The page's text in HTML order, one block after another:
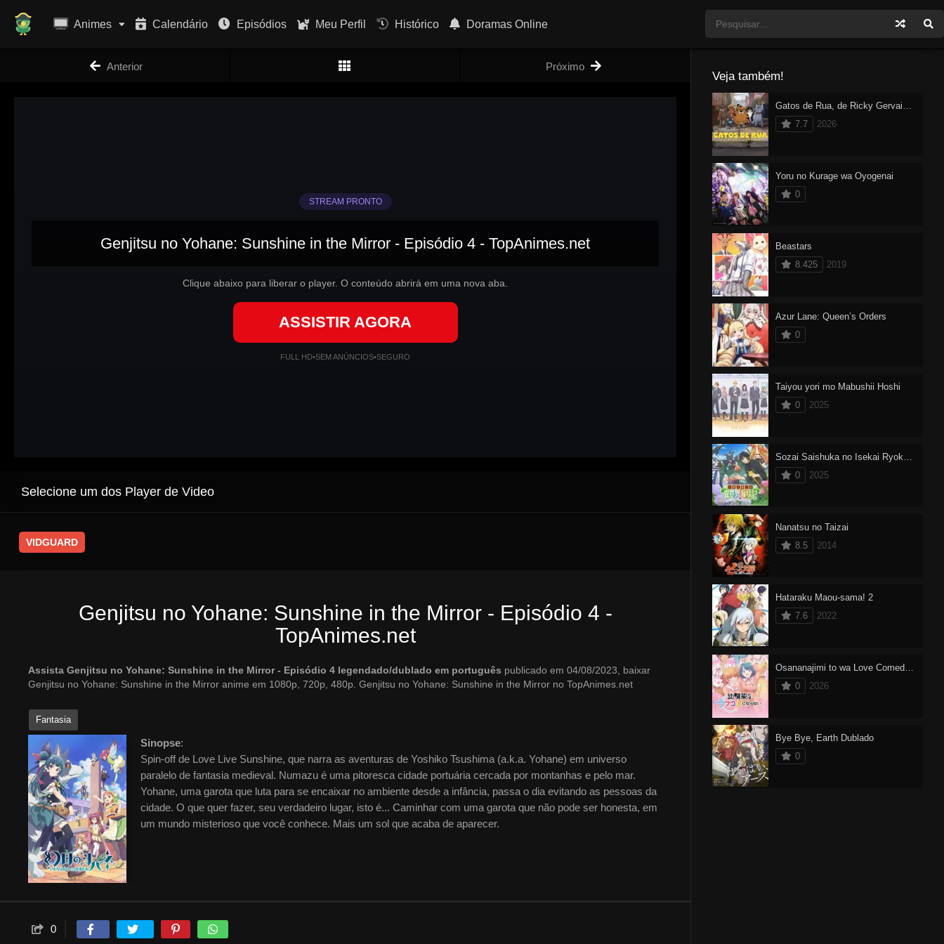
Animes Calendário Episódios Meu Perfil Histórico Doramas Online
Anterior Próximo
STREAM PRONTO
Genjitsu no Yohane: Sunshine in the Mirror - Episódio 4 - TopAnimes.net
Clique abaixo para liberar o player. O conteúdo abrirá em uma nova aba.
ASSISTIR AGORA
FULL HD•SEM ANÚNCIOS•SEGURO
Selecione um dos Player de Video
VIDGUARD
Genjitsu no Yohane: Sunshine in the Mirror - Episódio 4 -
TopAnimes.net
Assista Genjitsu no Yohane: Sunshine in the Mirror - Episódio 4 legendado/dublado em português publicado em 04/08/2023, baixar
Genjitsu no Yohane: Sunshine in the Mirror anime em 1080p, 720p, 480p. Genjitsu no Yohane: Sunshine in the Mirror no TopAnimes.net
Fantasia
Sinopse:
Spin-off de Love Live Sunshine, que narra as aventuras de Yoshiko Tsushima (a.k.a. Yohane) em universo
paralelo de fantasia medieval. Numazu é uma pitoresca cidade portuária cercada por montanhas e pelo mar.
Yohane, uma garota que luta para se encaixar no ambiente desde a infância, passa o dia evitando as pessoas da
cidade. O que quer fazer, seu verdadeiro lugar, isto é... Caminhar com uma garota que não pode ser honesta, em
um mundo misterioso que você conhece. Mais um sol que acaba de aparecer.
0
Veja também!
Gatos de Rua, de Ricky Gervais Dublado
7.7
2026
Yoru no Kurage wa Oyogenai
0
Beastars
8.425
2019
Azur Lane: Queen’s Orders
0
Taiyou yori mo Mabushii Hoshi
0
2025
Sozai Saishuka no Isekai Ryokouki
0
2025
Nanatsu no Taizai
8.5
2014
Hataraku Maou-sama! 2
7.6
2022
Osananajimi to wa Love Comedy ni Naranai
0
2026
Bye Bye, Earth Dublado
0